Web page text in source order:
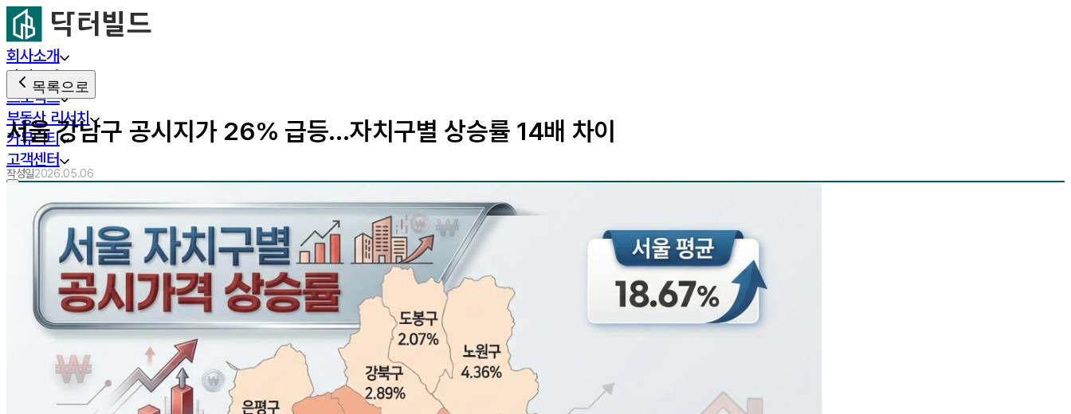
회사소개
사업분야
프로젝트
부동산 리서치
커뮤니티
고객센터
목록으로
서울 강남구 공시지가 26% 급등…자치구별 상승률 14배 차이
작성일2026.05.06